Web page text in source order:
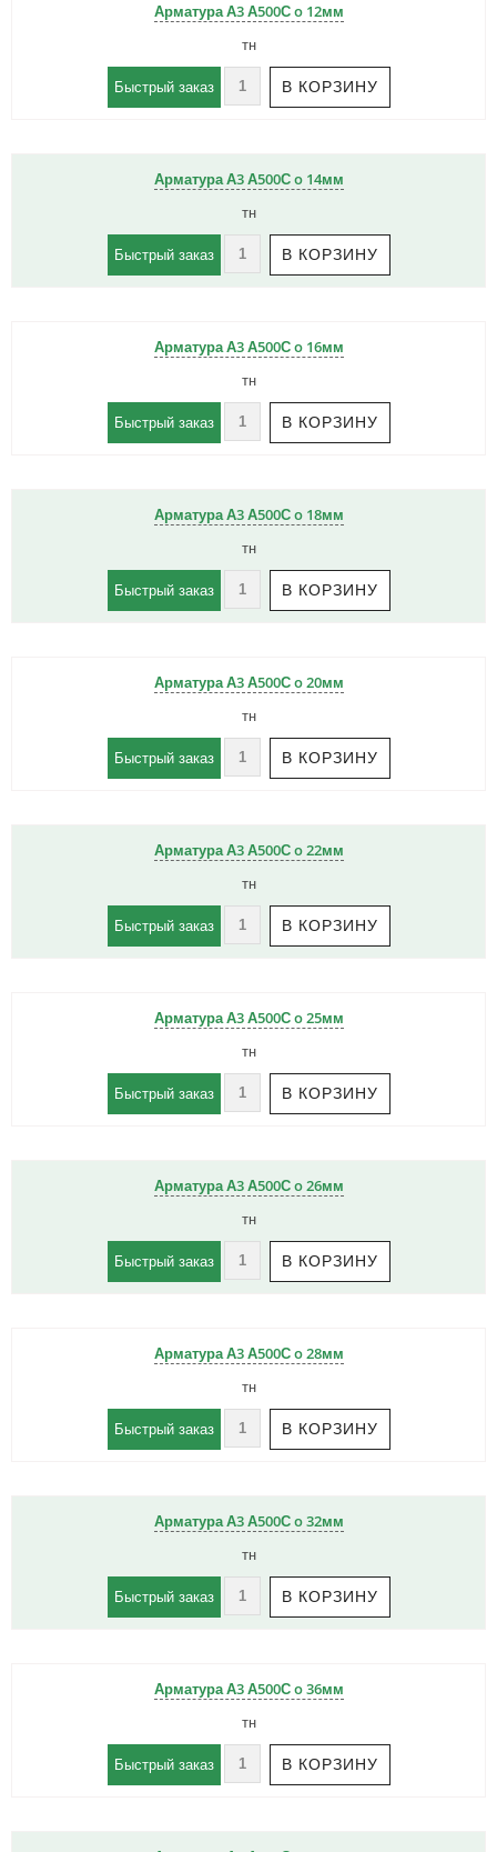
Арматура А3 А500С o 12мм
тн
Быстрый заказ
Арматура А3 А500С o 14мм
тн
Быстрый заказ
Арматура А3 А500С o 16мм
тн
Быстрый заказ
Арматура А3 А500С o 18мм
тн
Быстрый заказ
Арматура А3 А500С o 20мм
тн
Быстрый заказ
Арматура А3 А500С o 22мм
тн
Быстрый заказ
Арматура А3 А500С o 25мм
тн
Быстрый заказ
Арматура А3 А500С o 26мм
тн
Быстрый заказ
Арматура А3 А500С o 28мм
тн
Быстрый заказ
Арматура А3 А500С o 32мм
тн
Быстрый заказ
Арматура А3 А500С o 36мм
тн
Быстрый заказ